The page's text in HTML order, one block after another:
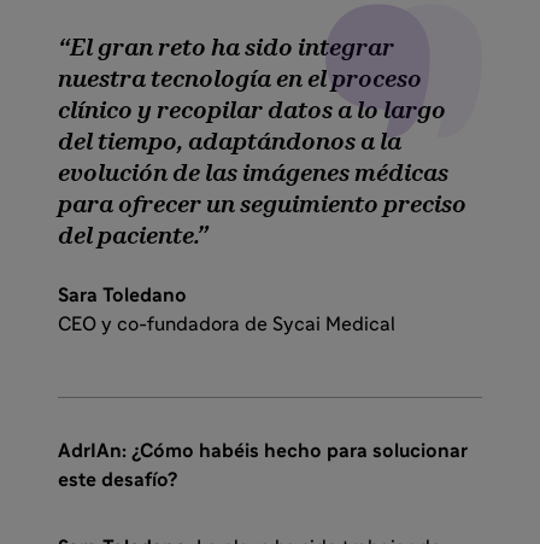
El gran reto ha sido integrar
nuestra tecnología en el proceso
clínico y recopilar datos a lo largo
del tiempo, adaptándonos a la
evolución de las imágenes médicas
para ofrecer un seguimiento preciso
del paciente.
Sara Toledano
CEO y co-fundadora de Sycai Medical
AdrIAn: ¿Cómo habéis hecho para solucionar
este desafío?